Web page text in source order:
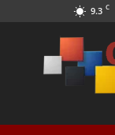
9.3 C